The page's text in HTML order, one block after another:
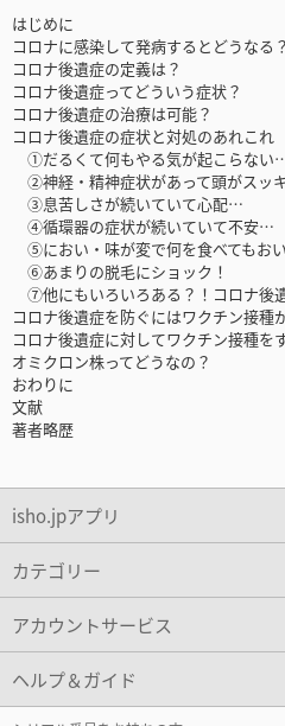
はじめに
コロナに感染して発病するとどうなる？
コロナ後遺症の定義は？
コロナ後遺症ってどういう症状？
コロナ後遺症の治療は可能？
コロナ後遺症の症状と対処のあれこれ
①だるくて何もやる気が起こらない
②神経・精神症状があって頭がスッ
③息苦しさが続いていて心配…
④循環器の症状が続いていて不安…
⑤におい・味が変で何を食べてもお
⑥あまりの脱毛にショック！
⑦他にもいろいろある？！コロナ後
コロナ後遺症を防ぐにはワクチン接種
コロナ後遺症に対してワクチン接種を
オミクロン株ってどうなの？
おわりに
文献
著者略歴
isho.jpアプリ
カテゴリー
アカウントサービス
ヘルプ＆ガイド